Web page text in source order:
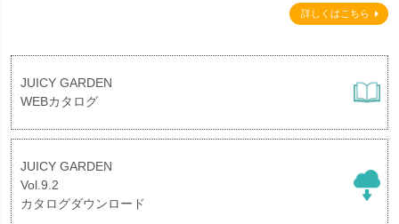
詳しくはこちら
JUICY GARDEN
WEBカタログ
JUICY GARDEN
Vol.9.2
カタログダウンロード